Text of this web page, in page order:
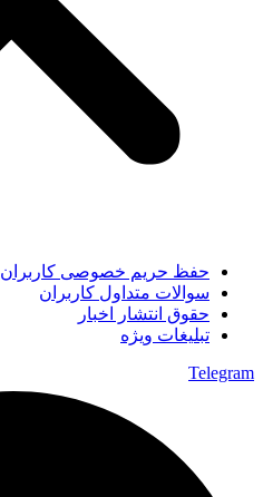
حفظ حریم خصوصی کاربران
سوالات متداول کاربران
حقوق انتشار اخبار
تبلیغات ویژه
Telegram